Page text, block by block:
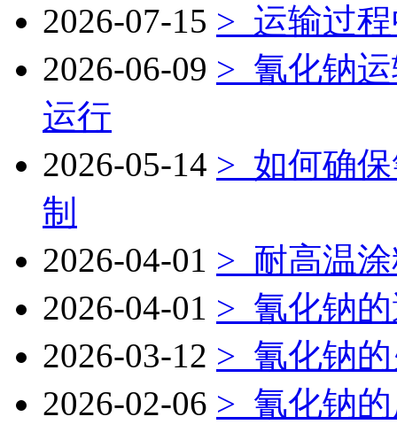
2026-07-15 > 运输过
2026-06-09 > 氰化钠
运行
2026-05-14 > 如何确
制
2026-04-01 > 耐高温
2026-04-01 > 氰化钠
2026-03-12 > 氰化钠
2026-02-06 > 氰化钠